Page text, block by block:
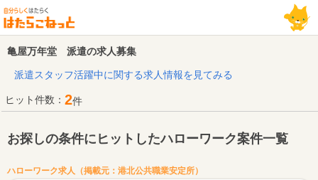
亀屋万年堂 派遣の求人募集
派遣スタッフ活躍中に関する求人情報を見てみる
ヒット件数： 2件
お探しの条件にヒットしたハローワーク案件一覧
ハローワーク求人（掲載元：港北公共職業安定所）